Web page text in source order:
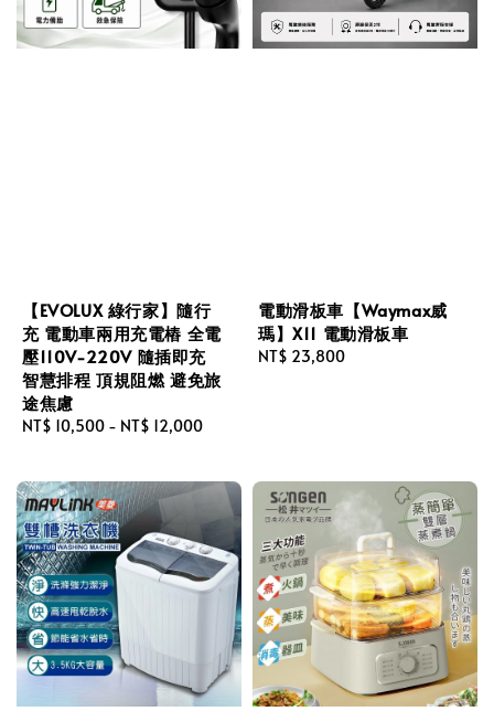
【EVOLUX 綠行家】隨行
充 電動車兩用充電樁 全電
壓110V-220V 隨插即充
智慧排程 頂規阻燃 避免旅
途焦慮
Regular
NT$ 10,500 - NT$ 12,000
電動滑板車【Waymax威
瑪】X11 電動滑板車
Regular
NT$ 23,800